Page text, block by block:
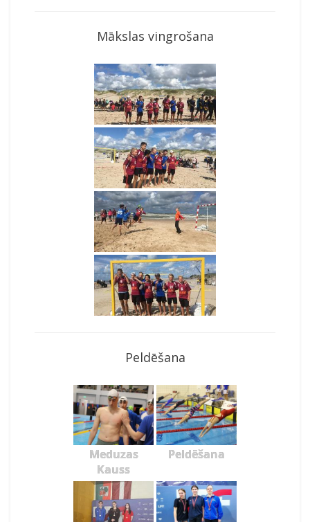
Mākslas vingrošana
Peldēšana
Meduzas
Kauss
Peldēšana